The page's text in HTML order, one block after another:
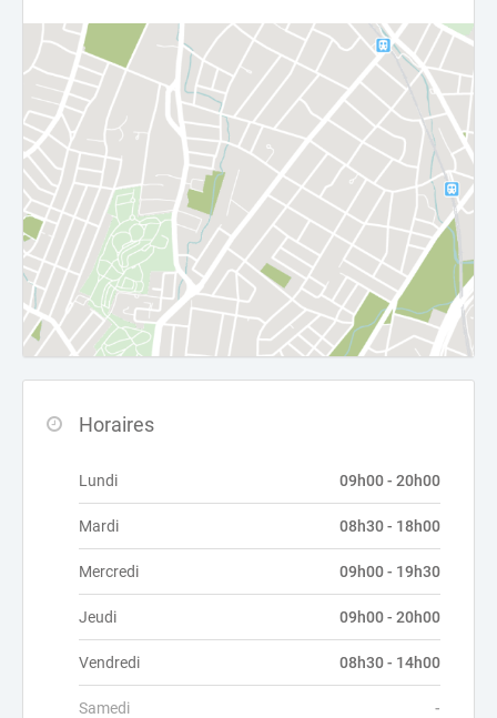
Horaires
Lundi 09h00 - 20h00
Mardi 08h30 - 18h00
Mercredi 09h00 - 19h30
Jeudi 09h00 - 20h00
Vendredi 08h30 - 14h00
Samedi -